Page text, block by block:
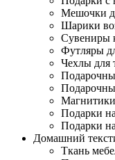
Мешочки
Шарики
Сувениры
Футляры
Чехлы для
Магнитики
Подарки
Подарки
Домашний
Ткань